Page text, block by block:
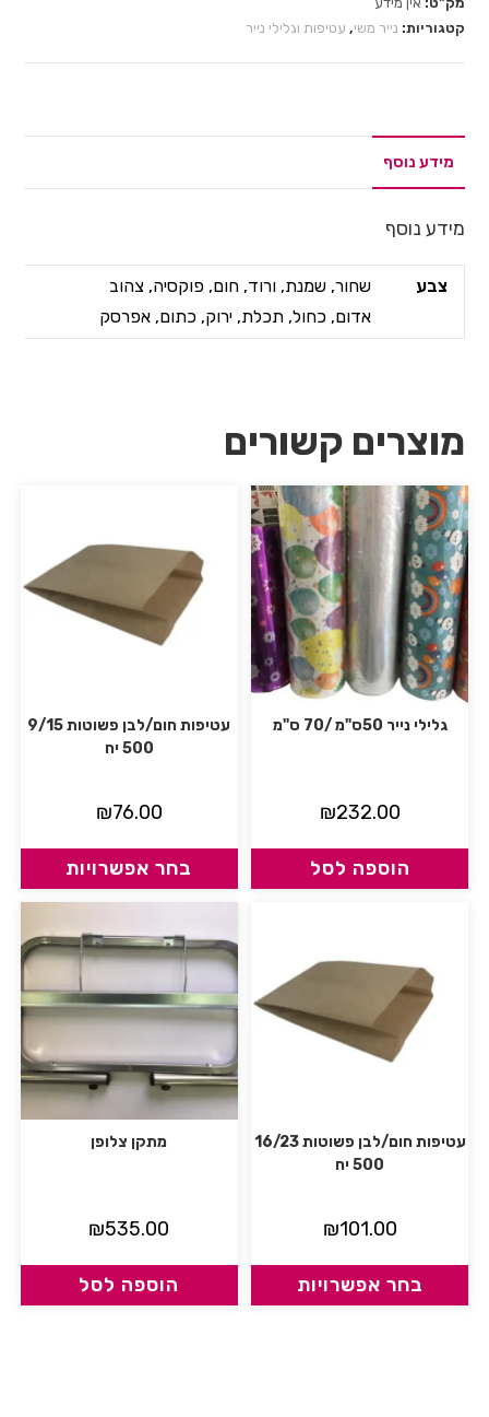
קטגוריות: נייר משי, עטיפות וגלילי נייר
מידע נוסף
מידע נוסף
צבע
שחור, שמנת, ורוד, חום, פוקסיה, צהוב
אדום, כחול, תכלת, ירוק, כתום, אפרסק
מוצרים קשורים
גלילי נייר 50ס"מ /70 ס"מ
₪232.00
הוספה לסל
עטיפות חום/לבן פשוטות 9/15
500 יח
₪76.00
בחר אפשרויות
עטיפות חום/לבן פשוטות 16/23
500 יח
₪101.00
בחר אפשרויות
מתקן צלופן
₪535.00
הוספה לסל